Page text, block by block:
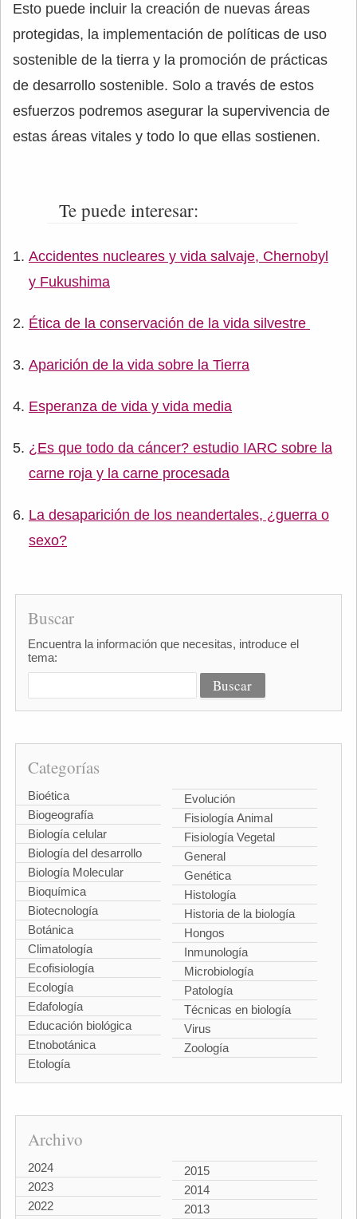
Esto puede incluir la creación de nuevas áreas
protegidas, la implementación de políticas de uso
sostenible de la tierra y la promoción de prácticas
de desarrollo sostenible. Solo a través de estos
esfuerzos podremos asegurar la supervivencia de
estas áreas vitales y todo lo que ellas sostienen.
Te puede interesar:
Accidentes nucleares y vida salvaje, Chernobyl
y Fukushima
Ética de la conservación de la vida silvestre
Aparición de la vida sobre la Tierra
Esperanza de vida y vida media
¿Es que todo da cáncer? estudio IARC sobre la
carne roja y la carne procesada
La desaparición de los neandertales, ¿guerra o
sexo?
Buscar
Encuentra la información que necesitas, introduce el
tema:
Categorías
Bioética
Biogeografía
Biología celular
Biología del desarrollo
Biología Molecular
Bioquímica
Biotecnología
Botánica
Climatología
Ecofisiología
Ecología
Edafología
Educación biológica
Etnobotánica
Etología
Evolución
Fisiología Animal
Fisiología Vegetal
General
Genética
Histología
Historia de la biología
Hongos
Inmunología
Microbiología
Patología
Técnicas en biología
Virus
Zoología
Archivo
2024
2023
2022
2015
2014
2013